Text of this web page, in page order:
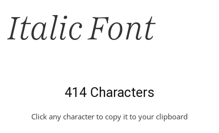
Italic Font
414 Characters
Click any character to copy it to your clipboard